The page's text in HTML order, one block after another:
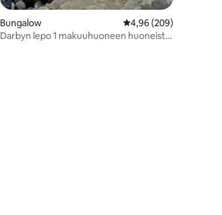
Bungalow Keskimääräinen arvio
4,96 (209)
Darbyn lepo 1 makuuhuoneen huoneisto.